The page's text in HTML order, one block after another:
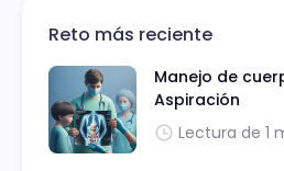
Reto más reciente
Manejo de
Aspiración
Lectura de 1